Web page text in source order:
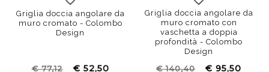
Griglia doccia angolare da
muro cromato - Colombo
Design
€ 77,12 € 52,50
Griglia doccia angolare da
muro cromato con
vaschetta a doppia
profondità - Colombo
Design
€ 140,40 € 95,50